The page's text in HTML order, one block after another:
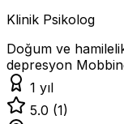
Klinik Psikolog
Doğum ve
depresyon
1 yıl
5.0 (1)